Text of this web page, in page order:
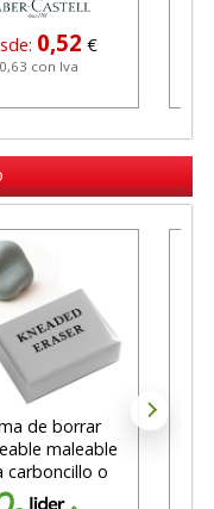
0,52 €
0,63 con Iva
de borrar
maleable
carboncillo o
grafito